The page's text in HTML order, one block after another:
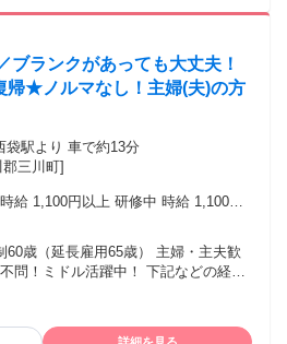
ブランクがあっても大丈夫！
帰★ノルマなし！主婦(夫)の方
袋駅より 車で約13分
三川町]
以上 研修中 時給 1,100円
60歳（延長雇用65歳） 主婦・主夫歓
問！ミドル活躍中！ 下記などの経験
美容サロンなどでの 理容師/美容師
ト、ヘッドスパなどの経験